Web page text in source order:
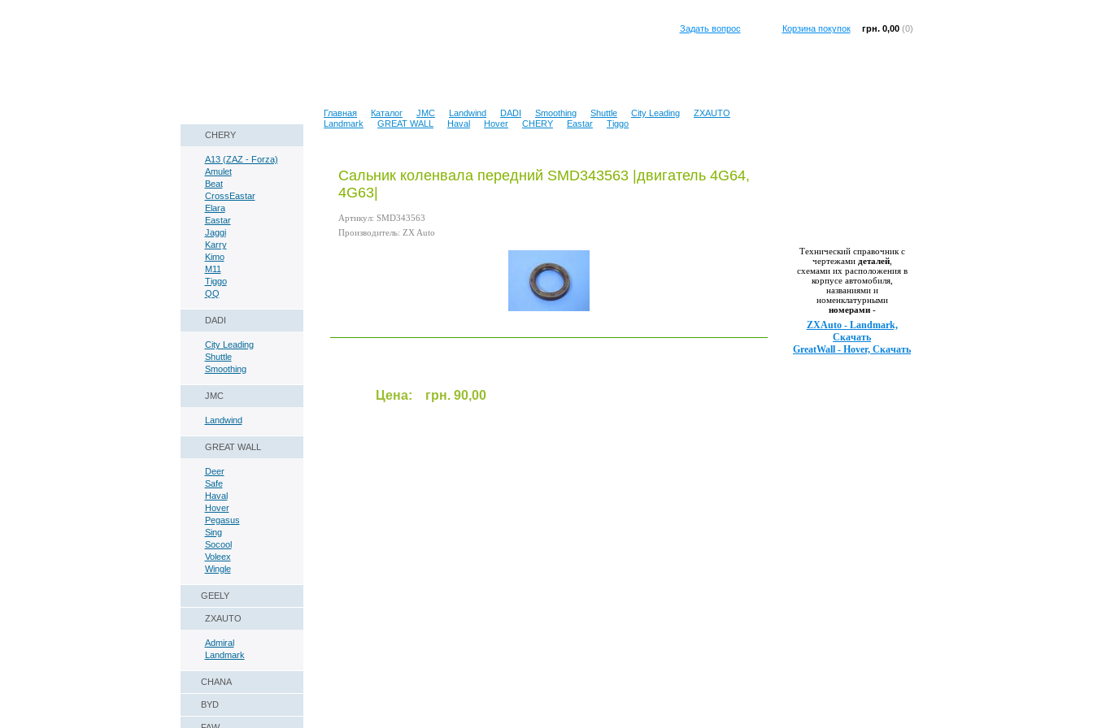
Корзина покупок грн. 0,00(0)
Задать вопрос
Главная Каталог JMC Landwind DADI Smoothing Shuttle City Leading
ZXAUTO
Landmark
GREAT WALL Haval Hover CHERY Eastar
Tiggo
CHERY
A13 (ZAZ - Forza)
Amulet
Beat
CrossEastar
Elara
Eastar
Jaggi
Karry
Kimo
M11
Tiggo
QQ
DADI
City Leading
Shuttle
Smoothing
JMC
Landwind
GREAT WALL
Deer
Safe
Haval
Hover
Pegasus
Sing
Socool
Voleex
Wingle
GEELY
ZXAUTO
Admiral
Landmark
CHANA
BYD
Технический справочник с
чертежами деталей,
схемами их расположения в
корпусе автомобиля,
названиями и
номенклатурными
номерами-
ZXAuto - Landmark,
Скачать
GreatWall - Hover, Скачать
Сальник коленвала передний SMD343563 |двигатель 4G64,
4G63|
Артикул: SMD343563
Производитель: ZX Auto
Цена: грн. 90,00